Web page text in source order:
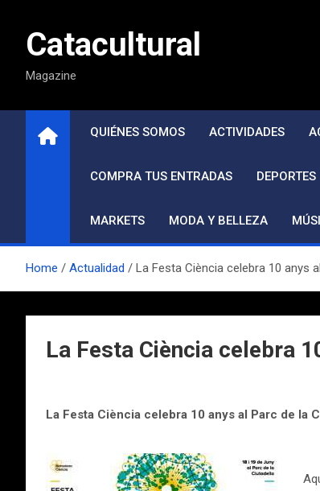
contenidoCatacultural
Magazine
QUIÉNES SOMOS ACTIVIDADES
COMPRA TUS ENTRADAS DEPORTES
MARKETS MODA Y BELLEZA
Home Actualidad La Festa Ciència celebra 10 anys
La Festa Ciència celebra
La Festa Ciència celebra 10 anys al Parc de la